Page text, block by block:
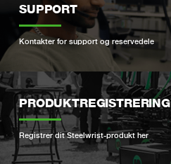
SUPPORT
Kontakter for support og reservedele
PRODUKTREGISTRERING
Registrer dit Steelwrist-produkt her